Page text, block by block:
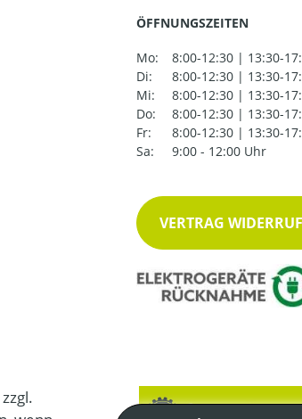
ÖFFNUNGSZEITEN
Mo:
8:00-12:30 | 13:30-
Di:
8:00-12:30 | 13:30-
Mi:
8:00-12:30 | 13:30-
Do:
8:00-12:30 | 13:30-
Fr:
8:00-12:30 | 13:30-
Sa:
9:00 - 12:00 Uhr
VERTRAG